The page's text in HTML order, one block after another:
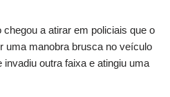
a atirar em policiais que o
uma manobra brusca no veículo
outra faixa e atingiu uma